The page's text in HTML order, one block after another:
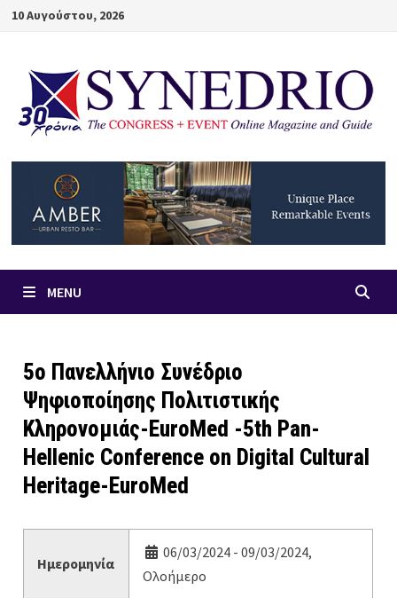
Skip10 Αυγούστου, 2026
MENU
5ο Πανελλήνιο Συνέδριο
Ψηφιοποίησης Πολιτιστικής
Κληρονομιάς-EuroMed -5th Pan-
Hellenic Conference on Digital Cultural
Heritage-EuroMed
Ημερομηνία
06/03/2024 - 09/03/2024,
Ολοήμερο